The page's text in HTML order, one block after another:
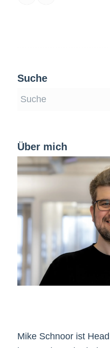
Suche
Über mich
Mike Schnoor ist